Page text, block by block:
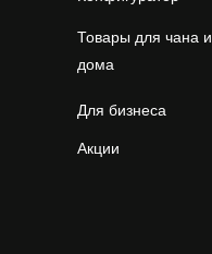
Товары для чана и
дома
Для бизнеса
Акции